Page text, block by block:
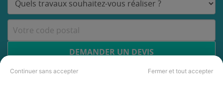
Continuer sans accepter Fermer et tout accepter
DEMANDER UN DEVIS